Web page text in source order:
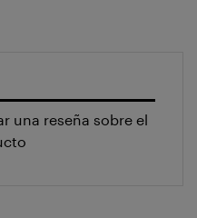
una reseña sobre el